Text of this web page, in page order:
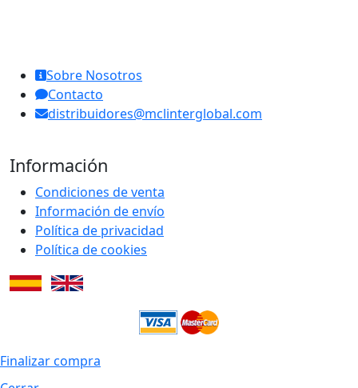
Sobre Nosotros
Contacto
distribuidores@mclinterglobal.com
Información
Condiciones de venta
Información de envío
Política de privacidad
Política de cookies
Finalizar compra